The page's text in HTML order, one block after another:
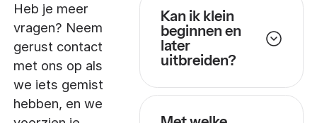
Heb je meer
vragen? Neem
gerust contact
met ons op als
we iets gemist
hebben, en we
Kan ik klein
beginnen en
later
uitbreiden?